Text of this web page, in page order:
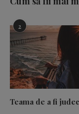
2
Teama de a fi